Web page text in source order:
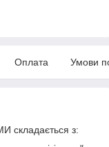
Оплата Умови
складається з: